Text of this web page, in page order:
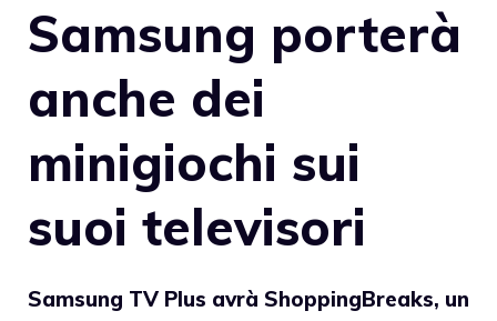
Samsung porterà
anche dei
minigiochi sui
suoi televisori
Samsung TV Plus avrà ShoppingBreaks, un